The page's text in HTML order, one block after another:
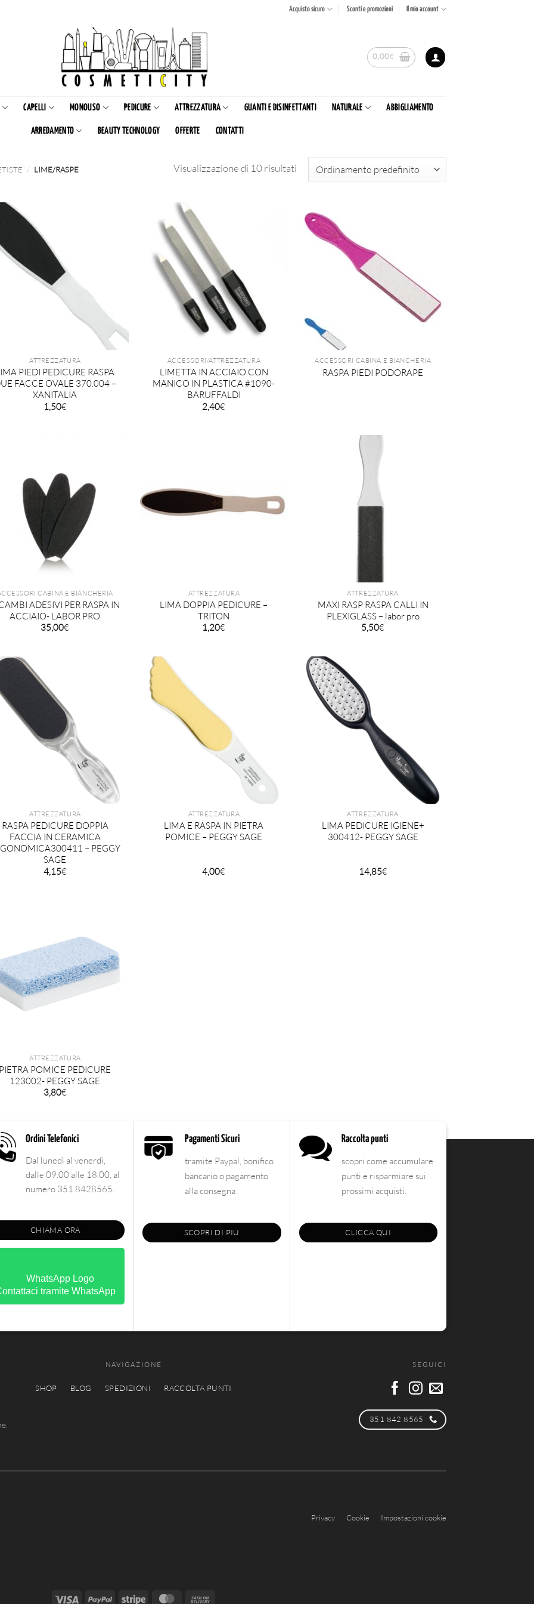
Acquisto sicuro Sconti e promozioni Il mio account
0,00€
CAPELLI MONOUSO PEDICURE ATTREZZATURA GUANTI E DISINFETTANTI NATURALE ABBIGLIAMENTO
ARREDAMENTO BEAUTY TECHNOLOGY OFFERTE CONTATTI
/ LIME/RASPE Visualizzazione di 10 risultati
ATTREZZATURA
PIEDI PEDICURE RASPA
FACCE OVALE 370.004 –
XANITALIA
1,50€
ACCESSORI/ATTREZZATURA
LIMETTA IN ACCIAIO CON
MANICO IN PLASTICA #1090-
BARUFFALDI
2,40€
ACCESSORI CABINA E BIANCHERIA
RASPA PIEDI PODORAPE
CABINA E BIANCHERIA
ADESIVI PER RASPA IN
ACCIAIO- LABOR PRO
35,00€
ATTREZZATURA
LIMA DOPPIA PEDICURE –
TRITON
1,20€
ATTREZZATURA
MAXI RASP RASPA CALLI IN
PLEXIGLASS – labor pro
5,50€
ATTREZZATURA
RASPA PEDICURE DOPPIA
FACCIA IN CERAMICA
– PEGGY
SAGE
4,15€
ATTREZZATURA
LIMA E RASPA IN PIETRA
POMICE – PEGGY SAGE
4,00€
ATTREZZATURA
LIMA PEDICURE IGIENE+
300412- PEGGY SAGE
14,85€
ATTREZZATURA
POMICE PEDICURE
123002- PEGGY SAGE
3,80€
Ordini Telefonici
Dal lunedì al venerdì,
dalle 09.00 alle 18.00, al
numero 351 8428565.
CHIAMA ORA
tramite WhatsApp
Pagamenti Sicuri
tramite Paypal, bonifico
bancario o pagamento
alla consegna .
SCOPRI DI PIÙ
Raccolta punti
scopri come accumulare
punti e risparmiare sui
prossimi acquisti.
CLICCA QUI
NAVIGAZIONE
SHOP BLOG SPEDIZIONI RACCOLTA PUNTI
SEGUICI
351 842 8565
Privacy Cookie Impostazioni cookie
Visa PayPal Stripe MasterCard